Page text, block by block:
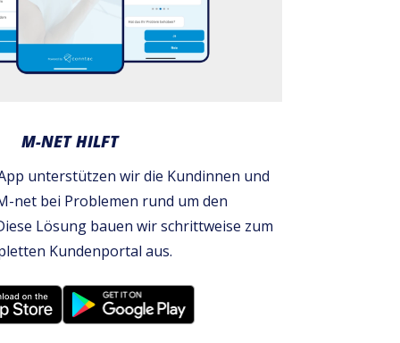
M-NET HILFT
unterstützen wir die Kundinnen und
net bei Problemen rund um den
Lösung bauen wir schrittweise zum
Kundenportal aus.